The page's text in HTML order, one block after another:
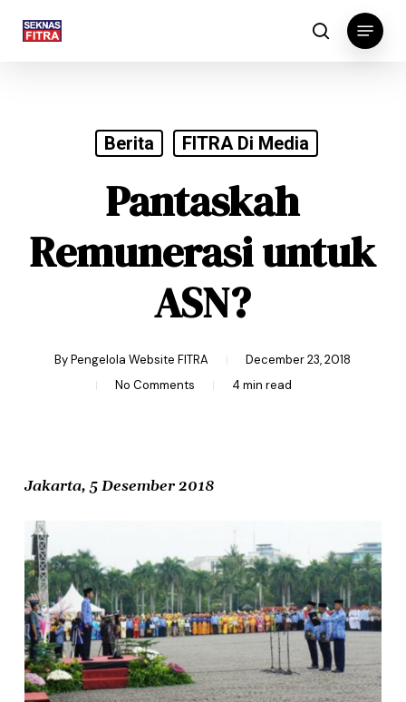
search
Menu
Berita FITRA Di Media
Pantaskah
Remunerasi untuk
ASN?
By Pengelola Website FITRA
December 23, 2018
No Comments
4 min read
Jakarta, 5 Desember 2018